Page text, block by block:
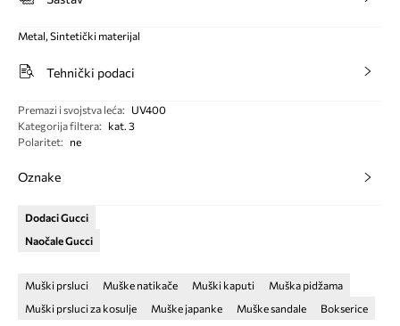
Metal, Sintetički materijal
Tehnički podaci
Premazi i svojstva leća:
UV400
Kategorija filtera:
kat. 3
Polaritet: ne
Oznake
Dodaci Gucci
Naočale Gucci
Muški prsluci Muške natikače Muški kaputi
Muška pidžama
Muški prsluci za kosulje
Muške japanke Muške sandale Bokserice